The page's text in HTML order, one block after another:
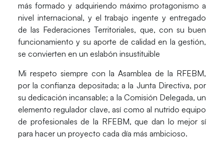
más formado y adquiriendo máximo protagonismo a
nivel internacional, y el trabajo ingente y entregado
de las Federaciones Territoriales, que, con su buen
funcionamiento y su aporte de calidad en la gestión,
se convierten en un eslabón insustituible
Mi respeto siempre con laAsamblea de la RFEBM,
por la confianza depositada; a la Junta Directiva, por
su dedicación incansable; a la Comisión Delegada, un
elemento regulador clave, así como al nutridoequipo
de profesionales de la RFEBM, que dan lo mejor sí
para hacer un proyecto cada día más ambicioso.